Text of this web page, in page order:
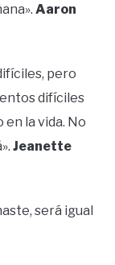
Aaron
pero
difíciles
la vida. No
Jeanette
será igual